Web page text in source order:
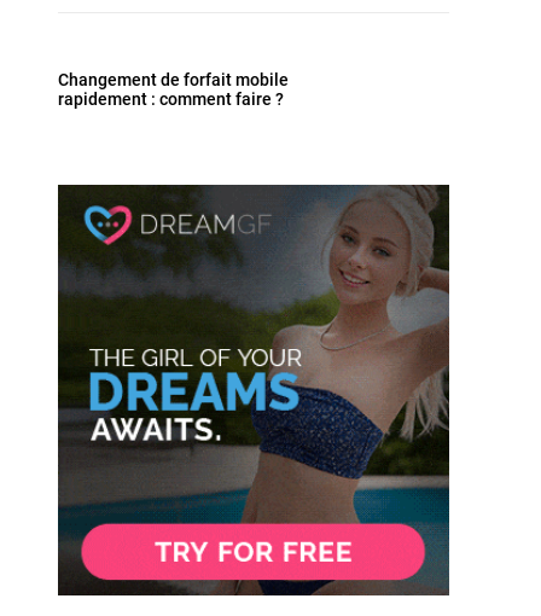
Changement de forfait mobile
rapidement : comment faire ?